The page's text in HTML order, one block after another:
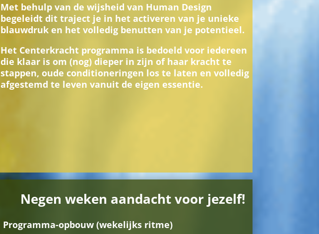
Met behulp van de wijsheid van Human Design
begeleidt dit traject je in het activeren van je unieke
blauwdruk en het volledig benutten van je potentieel.
Het Centerkracht programma is bedoeld voor iedereen
die klaar is om (nog) dieper in zijn of haar kracht te
stappen, oude conditioneringen los te laten en volledig
afgestemd te leven vanuit de eigen essentie.
Negen weken aandacht voor jezelf!
Programma-opbouw (wekelijks ritme)